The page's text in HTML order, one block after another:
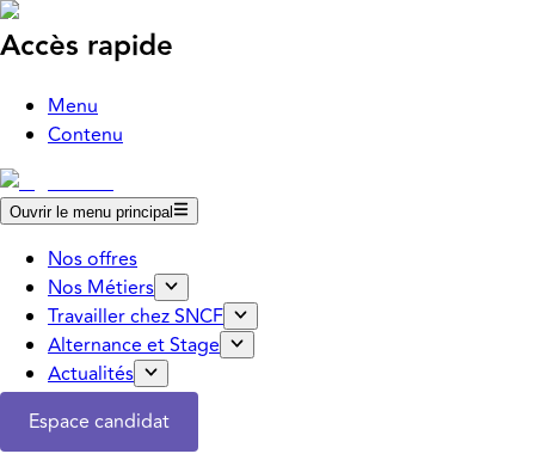
Accès rapide
Menu
Contenu
Ouvrir le menu principal
Nos offres
Nos Métiers
Travailler chez SNCF
Alternance et Stage
Actualités
Espace candidat